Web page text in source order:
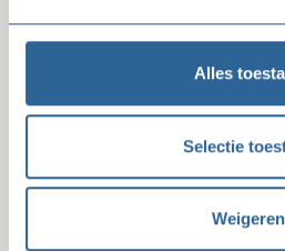
Alles
Selectie
Weigeren